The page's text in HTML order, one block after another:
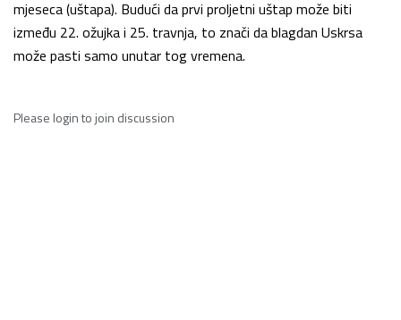
mjeseca (uštapa). Budući da prvi proljetni uštap može biti
između 22. ožujka i 25. travnja, to znači da blagdan Uskrsa
može pasti samo unutar tog vremena.
Please loginto join discussion